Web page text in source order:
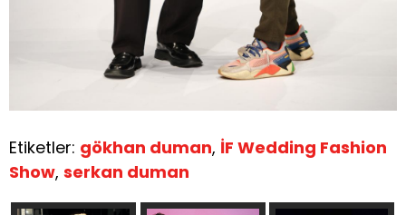
Etiketler: gökhan duman, İF Wedding Fashion
Show, serkan duman